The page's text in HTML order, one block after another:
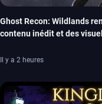
Ghost Recon: Wildlands
contenu inédit et des
Il y a 2 heures